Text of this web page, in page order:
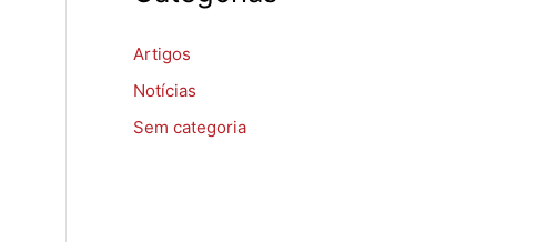
Artigos
Notícias
Sem categoria